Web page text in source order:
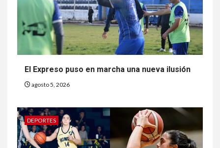
El Expreso puso en marcha una nueva ilusión
agosto 5, 2026
DEPORTES